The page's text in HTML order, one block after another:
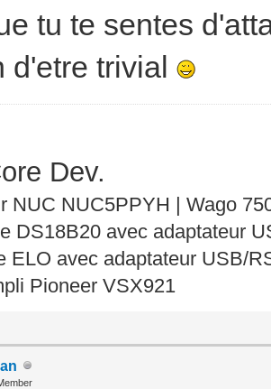
tu te sentes
d'etre trivial
Dev.
NUC NUC5PPYH | Wago
DS18B20 avec adaptateur
ELO avec adaptateur USB/
Pioneer VSX921